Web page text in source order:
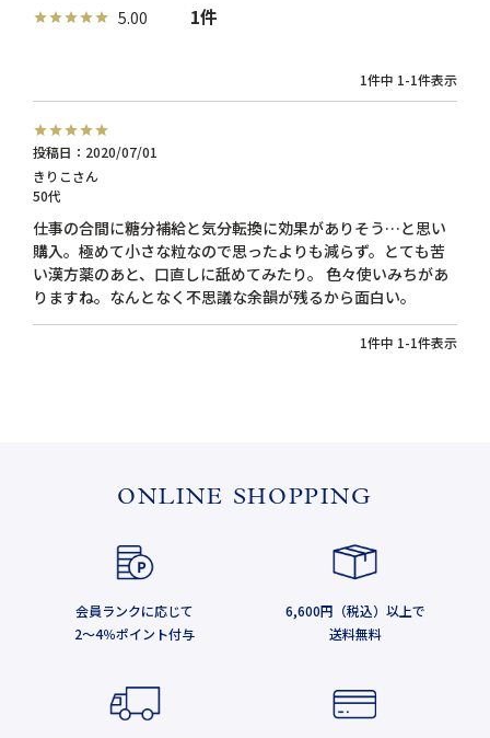
5.00 1
1件中 1-1件表示
きりこ
50代
投稿日 2020/07/01
仕事の合間に糖分補給と気分転換に効果がありそう…と思い
購入。極めて小さな粒なので思ったよりも減らず。とても苦
い漢方薬のあと、口直しに舐めてみたり。 色々使いみちがあ
りますね。なんとなく不思議な余韻が残るから面白い。
1件中 1-1件表示
ONLINE SHOPPING
会員ランクに応じて
2～4％ポイント付与
6,600円（税込）以上で
送料無料